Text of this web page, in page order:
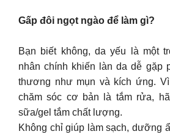
Gấp đôi ngọt ngào để làm gì?
Bạn biết không, da yếu là một
nhân chính khiến làn da dễ gặp
thương như mụn và kích ứng.
chăm sóc cơ bản là tắm rửa,
sữa/gel tắm chất lượng.
Không chỉ giúp làm sạch, dưỡng